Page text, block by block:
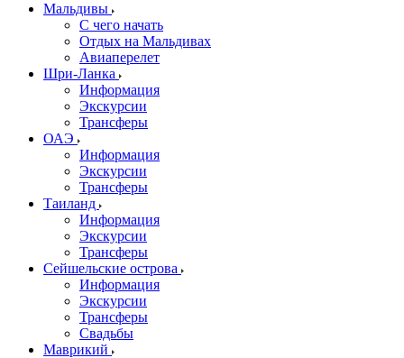
Мальдивы
С чего начать
Отдых на Мальдивах
Авиаперелет
Шри-Ланка
Информация
Экскурсии
Трансферы
ОАЭ
Информация
Экскурсии
Трансферы
Таиланд
Информация
Экскурсии
Трансферы
Сейшельские острова
Информация
Экскурсии
Трансферы
Свадьбы
Маврикий